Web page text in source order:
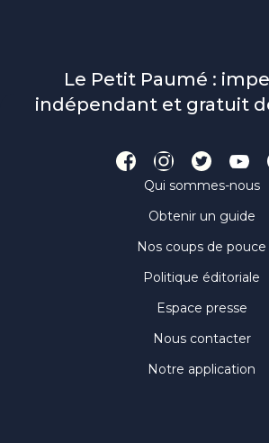
Le Petit Paumé :
indépendant et gratuit
Qui sommes-nous
Obtenir un guide
Nos coups de pouce
Politique éditoriale
Espace presse
Nous contacter
Notre application